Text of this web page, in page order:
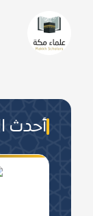
أحدث